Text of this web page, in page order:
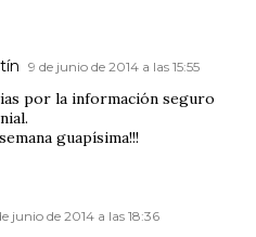
9 de junio de 2014 a las 15:55
por la información seguro
guapísima!!!
junio de 2014 a las 18:36